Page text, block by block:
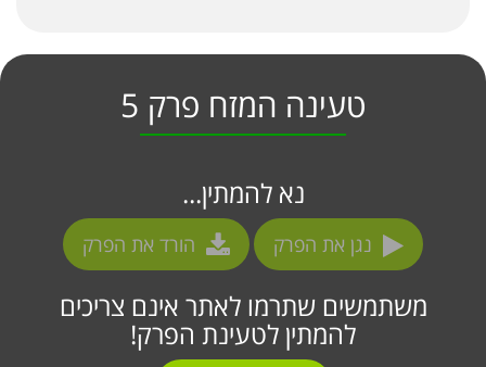
טעינה המזח פרק 5
נא להמתין...
נגן את הפרק הורד את הפרק
משתמשים שתרמו לאתר אינם צריכים
להמתין לטעינת הפרק!